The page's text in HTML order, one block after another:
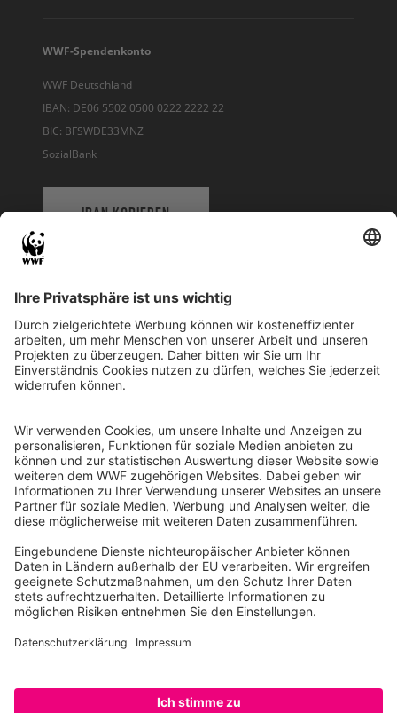
WWF-Spendenkonto
WWF Deutschland
IBAN: DE06 5502 0500 0222 2222 22
BIC: BFSWDE33MNZ
SozialBank
IBAN KOPIEREN
WWF Deutschland
Reinhardtstr. 18
10117 Berlin
Ihre Spende kann steuerlich geltend gemacht werden
Registriert als Stiftung WWF Deutschland, Senatsverwaltung für
Justiz Berlin, Az: 3416/976/2
Umsatzsteuer-Identifikationsnummer: DE 114236103
Freistellungsbescheid: Als gemeinnützige Körperschaft befreit
von der Körperschaftssteuer gem. §5 I 9 KStg. unter der
Steuernummer 27/641/09321